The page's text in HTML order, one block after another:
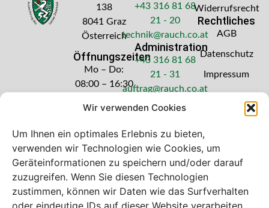
Wir verwenden Cookies
Um Ihnen ein optimales Erlebnis zu bieten,
verwenden wir Technologien wie Cookies, um
Geräteinformationen zu speichern und/oder darauf
zuzugreifen. Wenn Sie diesen Technologien
zustimmen, können wir Daten wie das Surfverhalten
oder eindeutige IDs auf dieser Website verarbeiten.
138
8041 Graz
Österreich
Öffnungszeiten
Mo – Do:
08:00 – 16:30
Freitag: 08:00
+43 316 81 68
21 - 20
technik@rauch.co.at
Administration
+43 316 81 68
21 - 31
auftrag@rauch.co.at
Widerrufsrecht
Rechtliches
AGB
Datenschutz
Impressum
Bei diesem Webshop handelt es sich um